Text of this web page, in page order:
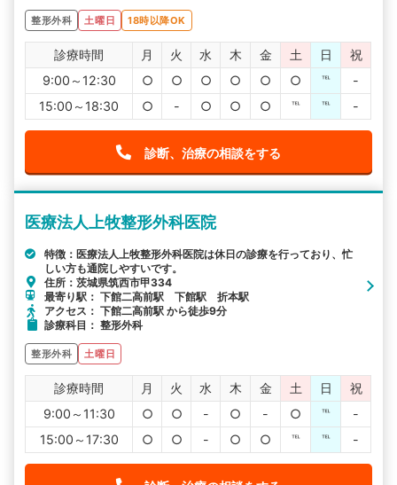
整形外科 土曜日 18時以降OK
診療時間 月 火 水 木 金 土 日
祝
9:00～12:30
○ ○ ○ ○ ○ ○ ℡
-
15:00～18:30
○ - ○ ○ ○ ℡ ℡ -
診断、治療の相談をする
医療法人上牧整形外科医院
特徴：医療法人上牧整形外科医院は休日の診療を行っており、忙
しい方も通院しやすいです。
住所：茨城県筑西市甲334
最寄り駅： 下館二高前駅 下館駅 折本駅
アクセス： 下館二高前駅 から徒歩9分
診療科目： 整形外科
整形外科 土曜日
診療時間 月 火 水 木 金 土 日
祝
9:00～11:30
○ ○ - ○ - ○ ℡
-
15:00～17:30
○ ○ - ○ ○ ℡ ℡ -